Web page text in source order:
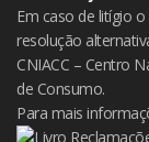
Em caso de litígio
resolução
CNIACC – Centro
de Consumo.
Para mais